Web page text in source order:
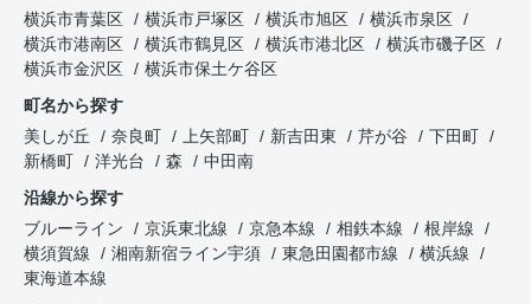
横浜市青葉区
横浜市戸塚区 横浜市旭区
横浜市泉区
横浜市港南区
横浜市鶴見区 横浜市港北区
横浜市磯子区
横浜市金沢区
横浜市保土ケ谷区
町名から探す
美しが丘
奈良町 上矢部町 新吉田東 芹が谷
下田町
新橋町
洋光台 森
中田南
沿線から探す
ブルーライン
京浜東北線 京急本線 相鉄本線
根岸線
横須賀線
湘南新宿ライン宇須 東急田園都市線
横浜線
東海道本線